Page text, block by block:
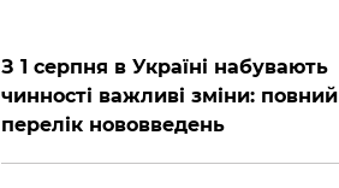
З 1 серпня в Україні набувають
чинності важливі зміни: повний
перелік нововведень